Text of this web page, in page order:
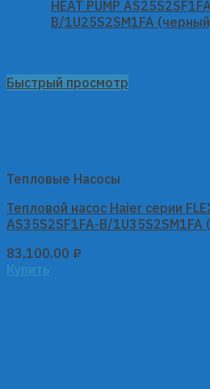
Быстрый просмотр
Тепловые Насосы
Тепловой насос Haier серии
AS35S2SF1FA-B/1U35S2SM1FA
83,100.00 ₽
Купить